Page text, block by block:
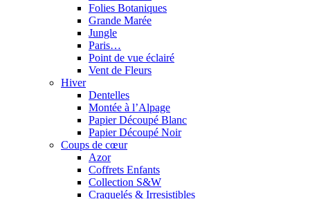
Folies Botaniques
Grande Marée
Jungle
Paris…
Point de vue éclairé
Vent de Fleurs
Hiver
Dentelles
Montée à l’Alpage
Papier Découpé Blanc
Papier Découpé Noir
Coups de cœur
Azor
Coffrets Enfants
Collection S&W
Craquelés & Irresistibles